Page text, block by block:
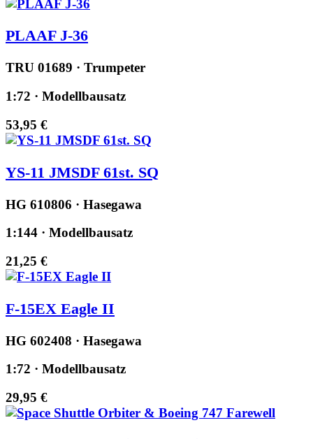
PLAAF J-36
TRU 01689 · Trumpeter
1:72 · Modellbausatz
53,95 €
YS-11 JMSDF 61st. SQ
HG 610806 · Hasegawa
1:144 · Modellbausatz
21,25 €
F-15EX Eagle II
HG 602408 · Hasegawa
1:72 · Modellbausatz
29,95 €